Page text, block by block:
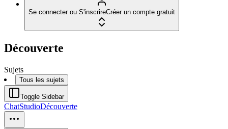
Se connecter ou S'inscrireCréer un compte gratuit
Découverte
Sujets
Tous les sujets
Toggle Sidebar
ChatStudioDécouverte